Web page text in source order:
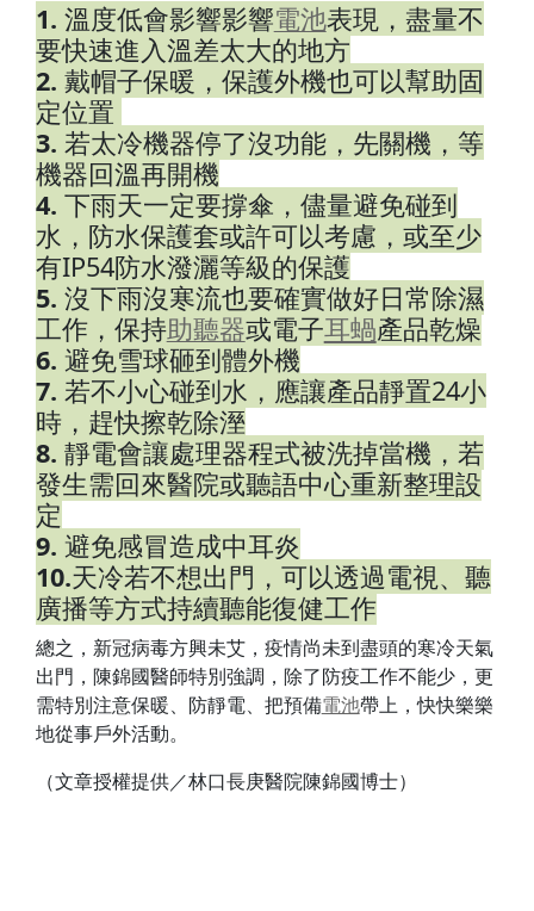
1. 溫度低會影響影響電池表現，盡量不
要快速進入溫差太大的地方
2. 戴帽子保暖，保護外機也可以幫助固
定位置
3. 若太冷機器停了沒功能，先關機，等
機器回溫再開機
4. 下雨天一定要撐傘，儘量避免碰到
水，防水保護套或許可以考慮，或至少
有IP54防水潑灑等級的保護
5. 沒下雨沒寒流也要確實做好日常除濕
工作，保持助聽器或電子耳蝸產品乾燥
6. 避免雪球砸到體外機
7. 若不小心碰到水，應讓產品靜置24小
時，趕快擦乾除溼
8. 靜電會讓處理器程式被洗掉當機，若
發生需回來醫院或聽語中心重新整理設
定
9. 避免感冒造成中耳炎
10.天冷若不想出門，可以透過電視、聽
廣播等方式持續聽能復健工作
總之，新冠病毒方興未艾，疫情尚未到盡頭的寒冷天氣
出門，陳錦國醫師特別強調，除了防疫工作不能少，更
需特別注意保暖、防靜電、把預備電池帶上，快快樂樂
地從事戶外活動。
（文章授權提供／林口長庚醫院陳錦國博士）